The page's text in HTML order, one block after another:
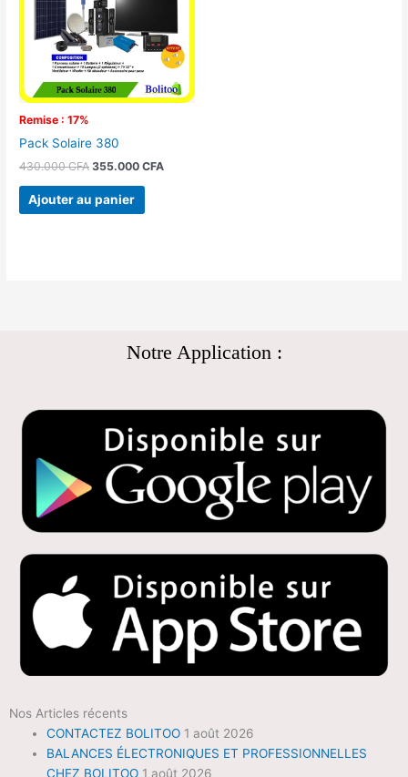
Remise : 17%
Pack Solaire 380
430.000CFA 355.000CFA
Ajouter au panier
Notre Application :
Nos Articles récents
CONTACTEZ BOLITOO 1 août 2026
BALANCES ÉLECTRONIQUES ET PROFESSIONNELLES
CHEZ BOLITOO 1 août 2026